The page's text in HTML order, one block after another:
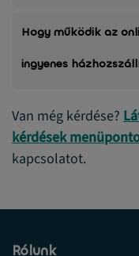
Hogy működik az
ingyenes
Van még kérdése?
kérdések
kapcsolatot.
Rólunk